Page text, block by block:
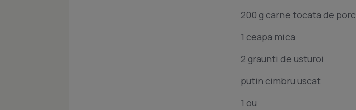
200 g carne tocata de porc
1 ceapa mica
2 graunti de usturoi
putin cimbru uscat
1 ou